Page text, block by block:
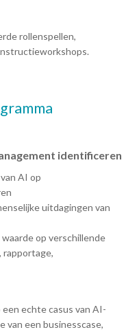
rollenspellen,
identificeren
AI op
uitdagingen van
op verschillende
rapportage,
echte casus van AI-
van een businesscase,